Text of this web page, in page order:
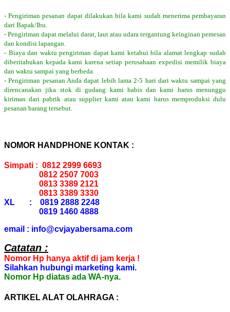
- Pengiriman pesanan dapat dilakukan bila kami sudah menerima pembayaran
dari Bapak/Ibu.
- Pengiriman dapat melalui darat, laut atau udara tergantung keinginan pemesan
dan kondisi lapangan.
- Biaya dan waktu pengiriman dapat kami ketahui bila alamat lengkap sudah
diberitahukan kepada kami karena setiap perusahaan expedisi memilik biaya
dan waktu sampai yang berbeda.
- Pengiriman pesanan Anda dapat lebih lama 2-5 hari dari waktu sampai yang
direncanakan jika stok di gudang kami habis dan kami harus menunggu
kiriman dari pabrik atau supplier kami atau kami harus memproduksi dulu
pesanan barang tersebut.
NOMOR HANDPHONE KONTAK :
Simpati : 0812 2999 6693
0812 2507 7003
0813 3389 2121
0813 3389 3330
XL : 0819 2888 2248
0819 1460 4888
email : info@cvjayabersama.com
Catatan :
Nomor Hp hanya aktif di jam kerja !
Silahkan hubungi marketing kami.
Nomor Hp diatas ada WA-nya.
ARTIKEL ALAT OLAHRAGA :